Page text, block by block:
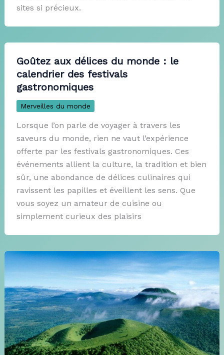
sites si précieux.
Goûtez aux délices du monde : le
calendrier des festivals
gastronomiques
Merveilles du monde
Lorsque l’on parle de voyager à travers les
saveurs du monde, rien ne vaut l’expérience
offerte par les festivals gastronomiques. Ces
événements allient la culture, la tradition et bien
sûr, une abondance de délices culinaires qui
ravissent les papilles et éveillent les sens. Que
vous soyez un amateur de cuisine ou
simplement curieux des plaisirs